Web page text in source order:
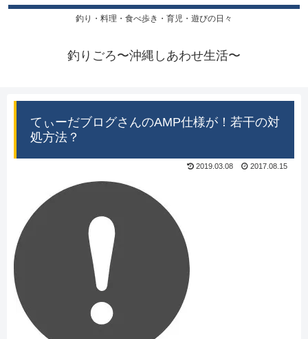
釣り・料理・食べ歩き・育児・遊びの日々
釣りごろ〜沖縄しあわせ生活〜
てぃーだブログさんのAMP仕様が！若干の対
処方法？
2019.03.08 2017.08.15